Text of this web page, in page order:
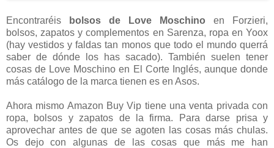
Encontraréis bolsos de Love Moschino en Forzieri,
bolsos, zapatos y complementos en Sarenza, ropa en Yoox
(hay vestidos y faldas tan monos que todo el mundo querrá
saber de dónde los has sacado). También suelen tener
cosas de Love Moschino en El Corte Inglés, aunque donde
más catálogo de la marca tienen es en Asos.
Ahora mismo Amazon Buy Vip tiene una venta privada con
ropa, bolsos y zapatos de la firma. Para darse prisa y
aprovechar antes de que se agoten las cosas más chulas.
Os dejo con algunas de las cosas que más me han